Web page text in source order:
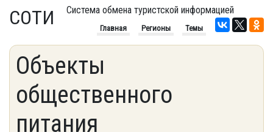
СОТИ Система обмена туристской информацией
Главная Регионы Темы
Объекты
общественного
питания